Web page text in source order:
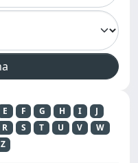
E F G H I
J
R S T U V
W
Z